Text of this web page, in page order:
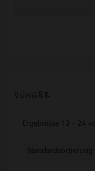
Ergebnisse 13 – 24